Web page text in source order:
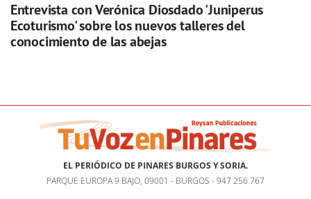
Entrevista con Verónica Diosdado 'Juniperus
Ecoturismo' sobre los nuevos talleres del
conocimiento de las abejas
EL PERIÓDICO DE PINARES BURGOS Y SORIA.
PARQUE EUROPA 9 BAJO, 09001 - BURGOS - 947 256 767